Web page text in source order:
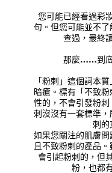
您可能已經看過彩
句。但您可能並不
查過，最終
那麼……到底
「粉刺」這個詞本
暗瘡。標有「不致
性的，不會引發粉
刺沒沒有一套標準
刺的
如果您關注的肌膚
且不致粉刺的產品
會引起粉刺的，但
粉，也都